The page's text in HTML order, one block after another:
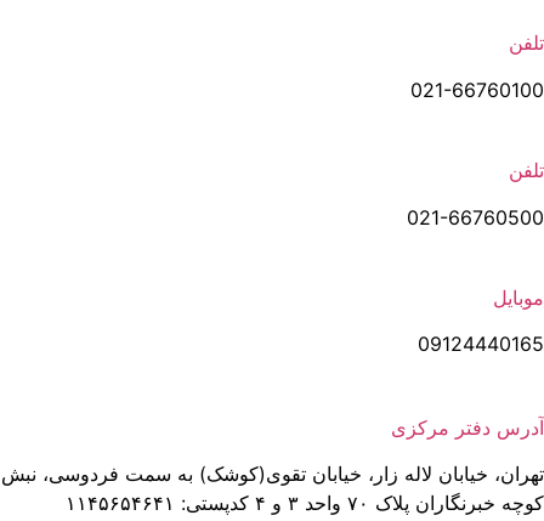
تلفن
021-66760100
تلفن
021-66760500
موبایل
09124440165
آدرس دفتر مرکزی
تهران، خیابان لاله‌ زار، خیابان تقوی(کوشک) به سمت فردوسی، نبش
کوچه خبرنگاران پلاک ۷۰ واحد ۳ و ۴ کدپستی: ۱۱۴۵۶۵۴۶۴۱